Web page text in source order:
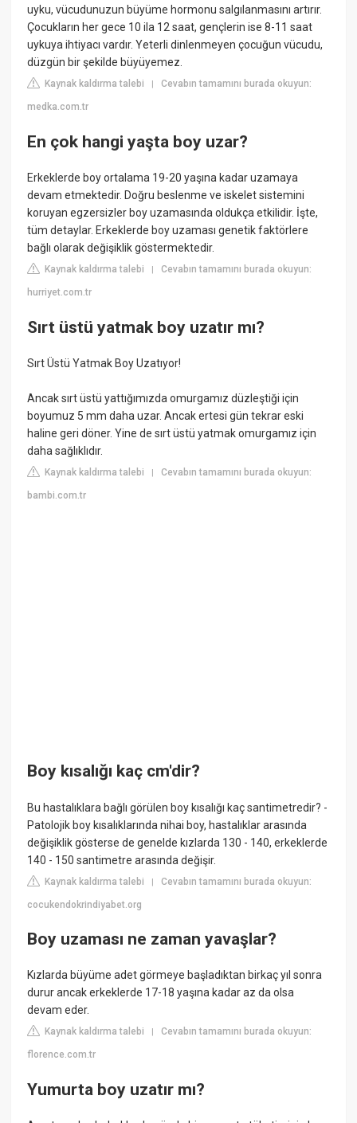
uyku, vücudunuzun büyüme hormonu salgılanmasını artırır.
Çocukların her gece 10 ila 12 saat, gençlerin ise 8-11 saat
uykuya ihtiyacı vardır. Yeterli dinlenmeyen çocuğun vücudu,
düzgün bir şekilde büyüyemez.
Kaynak kaldırma talebi |Cevabın tamamını burada okuyun:
medka.com.tr
En çok hangi yaşta boy uzar?
Erkeklerde boy ortalama 19-20 yaşına kadar uzamaya
devam etmektedir. Doğru beslenme ve iskelet sistemini
koruyan egzersizler boy uzamasında oldukça etkilidir. İşte,
tüm detaylar. Erkeklerde boy uzaması genetik faktörlere
bağlı olarak değişiklik göstermektedir.
Kaynak kaldırma talebi |Cevabın tamamını burada okuyun:
hurriyet.com.tr
Sırt üstü yatmak boy uzatır mı?
Sırt Üstü Yatmak Boy Uzatıyor!
Ancak sırt üstü yattığımızda omurgamız düzleştiği için
boyumuz 5 mm daha uzar. Ancak ertesi gün tekrar eski
haline geri döner. Yine de sırt üstü yatmak omurgamız için
daha sağlıklıdır.
Kaynak kaldırma talebi |Cevabın tamamını burada okuyun:
bambi.com.tr
Boy kısalığı kaç cm'dir?
Bu hastalıklara bağlı görülen boy kısalığı kaç santimetredir? -
Patolojik boy kısalıklarında nihai boy, hastalıklar arasında
değişiklik gösterse de genelde kızlarda 130 - 140, erkeklerde
140 - 150 santimetre arasında değişir.
Kaynak kaldırma talebi |Cevabın tamamını burada okuyun:
cocukendokrindiyabet.org
Boy uzaması ne zaman yavaşlar?
Kızlarda büyüme adet görmeye başladıktan birkaç yıl sonra
durur ancak erkeklerde 17-18 yaşına kadar az da olsa
devam eder.
Kaynak kaldırma talebi |Cevabın tamamını burada okuyun:
florence.com.tr
Yumurta boy uzatır mı?